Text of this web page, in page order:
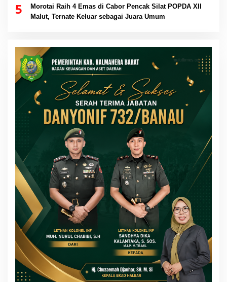
5
Morotai Raih 4 Emas di Cabor Pencak Silat POPDA XII
Malut, Ternate Keluar sebagai Juara Umum